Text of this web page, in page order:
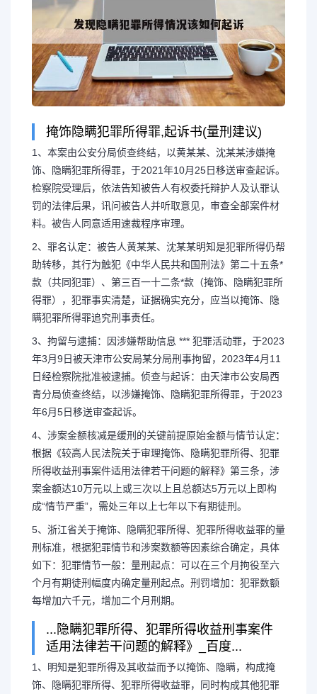
掩饰隐瞒犯罪所得罪,起诉书(量刑建议)
1、本案由公安分局侦查终结，以黄某某、沈某某涉嫌掩
饰、隐瞒犯罪所得罪，于2021年10月25日移送审查起诉。
检察院受理后，依法告知被告人有权委托辩护人及认罪认
罚的法律后果，讯问被告人并听取意见，审查全部案件材
料。被告人同意适用速裁程序审理。
2、罪名认定：被告人黄某某、沈某某明知是犯罪所得仍帮
助转移，其行为触犯《中华人民共和国刑法》第二十五条*
款（共同犯罪）、第三百一十二条*款（掩饰、隐瞒犯罪所
得罪），犯罪事实清楚，证据确实充分，应当以掩饰、隐
瞒犯罪所得罪追究刑事责任。
3、拘留与逮捕：因涉嫌帮助信息 *** 犯罪活动罪，于2023
年3月9日被天津市公安局某分局刑事拘留，2023年4月11
日经检察院批准被逮捕。侦查与起诉：由天津市公安局西
青分局侦查终结，以涉嫌掩饰、隐瞒犯罪所得罪，于2023
年6月5日移送审查起诉。
4、涉案金额核减是缓刑的关键前提原始金额与情节认定：
根据《较高人民法院关于审理掩饰、隐瞒犯罪所得、犯罪
所得收益刑事案件适用法律若干问题的解释》第三条，涉
案金额达10万元以上或三次以上且总额达5万元以上即构
成“情节严重”，需处三年以上七年以下有期徒刑。
5、浙江省关于掩饰、隐瞒犯罪所得、犯罪所得收益罪的量
刑标准，根据犯罪情节和涉案数额等因素综合确定，具体
如下：犯罪情节一般：量刑起点：可以在三个月拘役至六
个月有期徒刑幅度内确定量刑起点。刑罚增加：犯罪数额
每增加六千元，增加二个月刑期。
...隐瞒犯罪所得、犯罪所得收益刑事案件
适用法律若干问题的解释》_百度...
1、明知是犯罪所得及其收益而予以掩饰、隐瞒，构成掩
饰、隐瞒犯罪所得、犯罪所得收益罪，同时构成其他犯罪
长按图片识别二维